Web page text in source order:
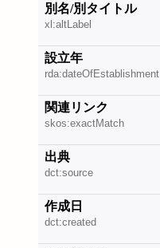
別名/別タイトル
xl:altLabel
設立年
rda:dateOfEstablishment
関連リンク
skos:exactMatch
出典
dct:source
作成日
dct:created